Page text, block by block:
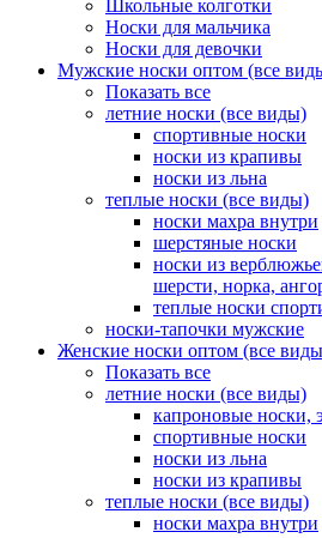
Школьные колготки
Носки для мальчика
Носки для девочки
Мужские носки оптом (все
Показать все
летние носки (все виды)
спортивные носки
носки из крапивы
носки из льна
теплые носки (все виды)
носки махра внутри
шерстяные носки
носки из
шерсти, норка,
теплые носки
носки-тапочки мужские
Женские носки оптом (все
Показать все
летние носки (все виды)
капроновые носки,
спортивные носки
носки из льна
носки из крапивы
теплые носки (все виды)
носки махра внутри